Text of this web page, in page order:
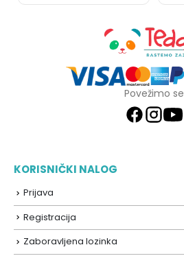
Povežimo se
KORISNIČKI NALOG
Prijava
Registracija
Zaboravljena lozinka